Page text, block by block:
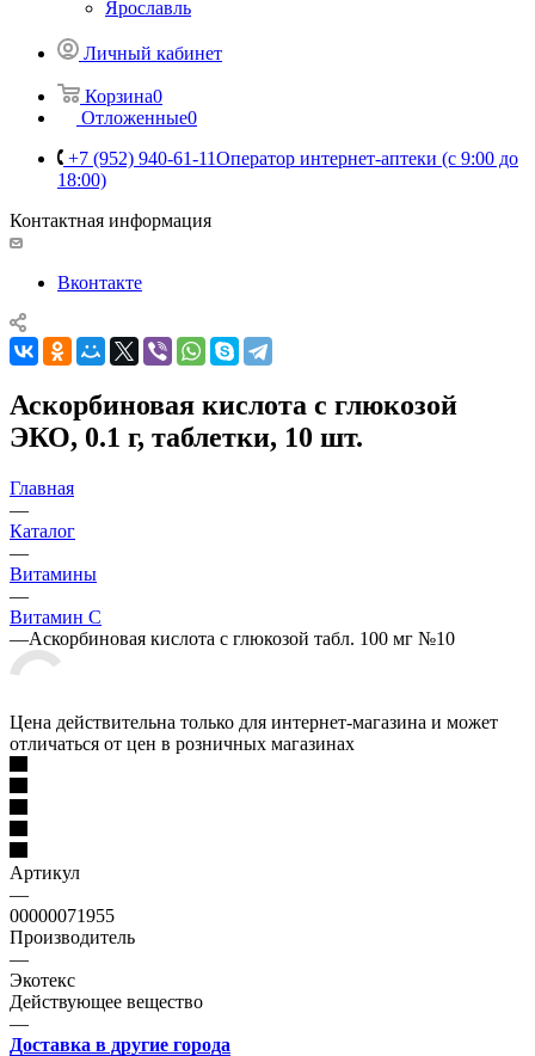
Ярославль
Личный кабинет
Корзина0
Отложенные0
+7 (952) 940-61-11Оператор интернет-аптеки (с 9:00 до
18:00)
Контактная информация
Вконтакте
Аскорбиновая кислота с глюкозой
ЭКО, 0.1 г, таблетки, 10 шт.
Главная
—
Каталог
—
Витамины
—
Витамин С
—Аскорбиновая кислота с глюкозой табл. 100 мг №10
Цена действительна только для интернет-магазина и может
отличаться от цен в розничных магазинах
Артикул
—
00000071955
Производитель
—
Экотекс
Действующее вещество
—
Доставка в другие города